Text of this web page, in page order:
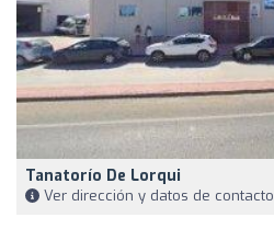
Tanatorío De Lorqui
Ver dirección y datos de contacto